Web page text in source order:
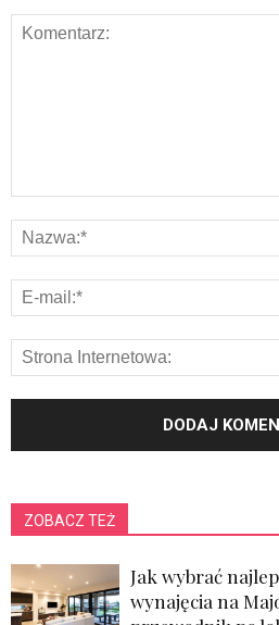
ZOBACZ TEŻ
Jak wybrać
wynajęcia na